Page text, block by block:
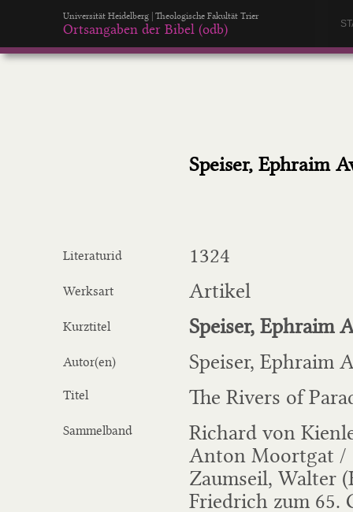
Universität Heidelberg | Theologische Fakultät Trier
Ortsangaben der Bibel (odb)
Speiser, Ephraim
Literaturid 1324
Werksart Artikel
Kurztitel Speiser, Ephraim
Autor(en) Speiser, Ephraim
Titel The Rivers of
Sammelband
Richard von
Anton Moortgat /
Zaumseil, Walter
Friedrich zum 65.